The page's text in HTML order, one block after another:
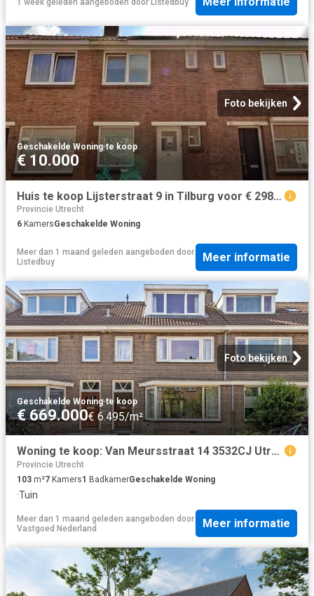
Foto bekijken
Geschakelde Woning·te koop
€ 10.000
Huis te koop Lijsterstraat 9 in Tilburg voor € 298.000
Provincie Utrecht
6 KamersGeschakelde Woning
Meer dan 1 maand geleden aangeboden door
Listedbuy
Meer informatie
Foto bekijken
Geschakelde Woning·te koop
€ 669.000€ 6.495/m²
Woning te koop: Van Meursstraat 14 3532CJ Utrecht Vastgoed Nederland
Provincie Utrecht
103 m²7 Kamers1 BadkamerGeschakelde Woning
·Tuin
Meer dan 1 maand geleden aangeboden door
Vastgoed Nederland
Meer informatie